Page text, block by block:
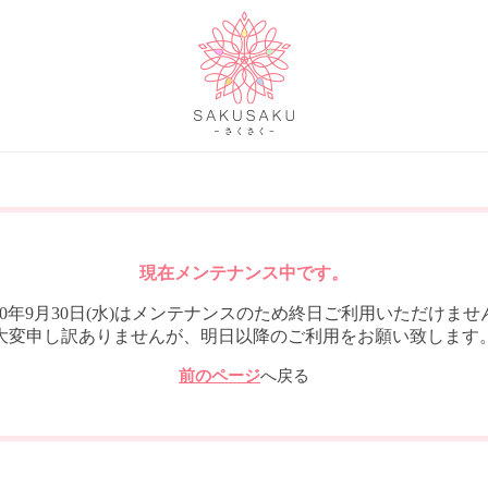
現在メンテナンス中です。
年9月30日(水)はメンテナンスのため終日ご利用いただけませ
変申し訳ありませんが、明日以降のご利用をお願い致します
前のページへ戻る